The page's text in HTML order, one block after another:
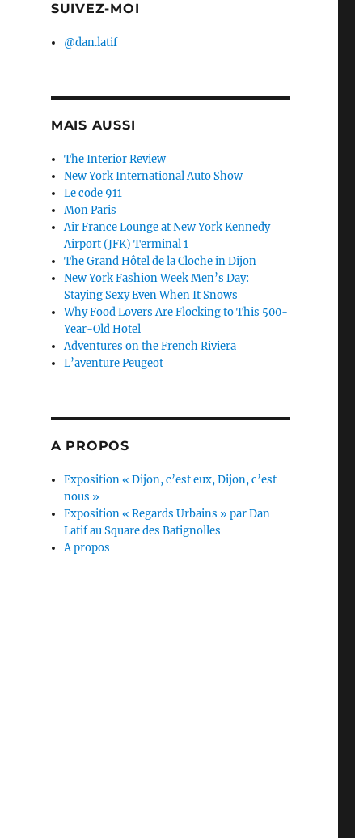
SUIVEZ-MOI
@dan.latif
MAIS AUSSI
The Interior Review
New York International Auto Show
Le code 911
Mon Paris
Air France Lounge at New York Kennedy
Airport (JFK) Terminal 1
The Grand Hôtel de la Cloche in Dijon
New York Fashion Week Men’s Day:
Staying Sexy Even When It Snows
Why Food Lovers Are Flocking to This 500-
Year-Old Hotel
Adventures on the French Riviera
L’aventure Peugeot
A PROPOS
Exposition « Dijon, c’est eux, Dijon, c’est
nous »
Exposition « Regards Urbains » par Dan
Latif au Square des Batignolles
A propos